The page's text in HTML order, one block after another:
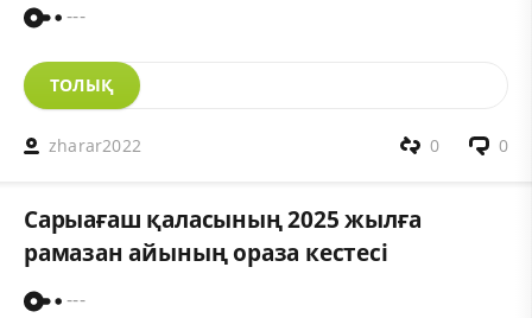
---
ТОЛЫҚ
zharar2022 0
0
Сарыағаш қаласының 2025 жылға
рамазан айының ораза кестесі
---